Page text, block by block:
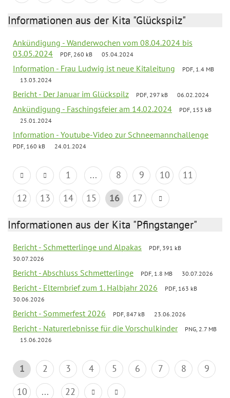
Informationen aus der Kita "Glückspilz"
Ankündigung - Wanderwochen vom 08.04.2024 bis
03.05.2024
PDF, 260 kB 05.04.2024
Information - Frau Ludwig ist neue Kitaleitung
PDF, 1.4 MB
13.03.2024
Bericht - Der Januar im Glückspilz PDF, 297 kB 06.02.2024
Ankündigung - Faschingsfeier am 14.02.2024
PDF, 153 kB
25.01.2024
Information - Youtube-Video zur Schneemannchallenge
PDF, 160 kB 24.01.2024
1 ... 8 9 10
11
12
13 14 15 16 17
Informationen aus der Kita "Pfingstanger"
Bericht - Schmetterlinge und Alpakas
PDF, 391 kB
30.07.2026
Bericht - Abschluss Schmetterlinge PDF, 1.8 MB 30.07.2026
Bericht - Elternbrief zum 1. Halbjahr 2026
PDF, 163 kB
30.06.2026
Bericht - Sommerfest 2026 PDF, 847 kB 23.06.2026
Bericht - Naturerlebnisse für die Vorschulkinder
PNG, 2.7 MB
15.06.2026
1 2 3 4 5 6 7 8
9
10
... 22